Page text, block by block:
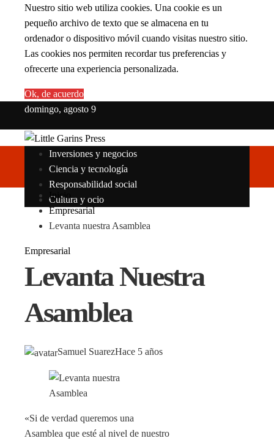
Nuestro sitio web utiliza cookies. Una cookie es un
pequeño archivo de texto que se almacena en tu
ordenador o dispositivo móvil cuando visitas nuestro sitio.
Las cookies nos permiten recordar tus preferencias y
ofrecerte una experiencia personalizada.
Ok, de acuerdo
domingo, agosto 9
Inversiones y negocios
Ciencia y tecnología
Responsabilidad social
Cultura y ocio
Inicio
Empresarial
Levanta nuestra Asamblea
Empresarial
Levanta Nuestra
Asamblea
Samuel SuarezHace 5 años
«Si de verdad queremos una
Asamblea que esté al nivel de nuestro